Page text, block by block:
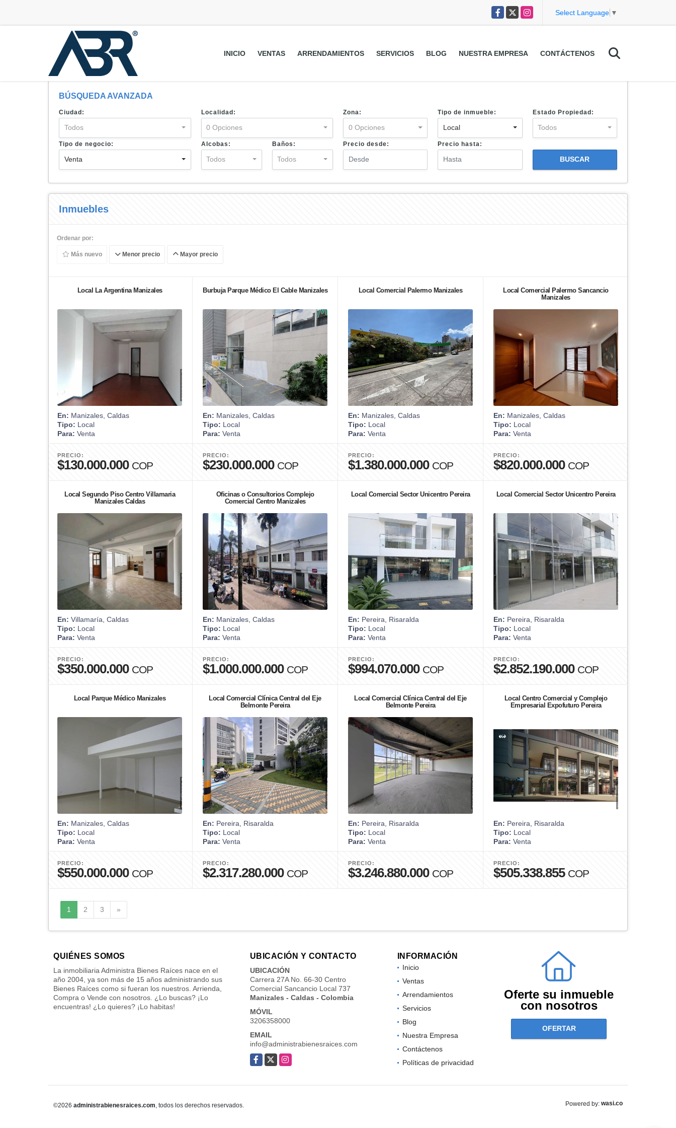
Facebook
X Instagram Select Language ▼
INICIO VENTAS ARRENDAMIENTOS SERVICIOS BLOG NUESTRA EMPRESA CONTÁCTENOS
BÚSQUEDA AVANZADA
Ciudad:
Todos
Localidad:
0 Opciones
Zona:
0 Opciones
Tipo de inmueble:
Local
Estado Propiedad:
Todos
Tipo de negocio:
Venta
Alcobas:
Todos
Baños:
Todos
Precio desde: Precio hasta:
BUSCAR
Inmuebles
Ordenar por:
Más nuevo Menor precio Mayor precio
Local La Argentina Manizales
En: Manizales, Caldas
Tipo: Local
Para: Venta
PRECIO:
$130.000.000 COP
Burbuja Parque Médico El Cable Manizales
En: Manizales, Caldas
Tipo: Local
Para: Venta
PRECIO:
$230.000.000 COP
Local Comercial Palermo Manizales
En: Manizales, Caldas
Tipo: Local
Para: Venta
PRECIO:
$1.380.000.000 COP
Local Comercial Palermo Sancancio
Manizales
En: Manizales, Caldas
Tipo: Local
Para: Venta
PRECIO:
$820.000.000 COP
Local Segundo Piso Centro Villamaria
Manizales Caldas
En: Villamaría, Caldas
Tipo: Local
Para: Venta
PRECIO:
$350.000.000 COP
Oficinas o Consultorios Complejo
Comercial Centro Manizales
En: Manizales, Caldas
Tipo: Local
Para: Venta
PRECIO:
$1.000.000.000 COP
Local Comercial Sector Unicentro Pereira
En: Pereira, Risaralda
Tipo: Local
Para: Venta
PRECIO:
$994.070.000 COP
Local Comercial Sector Unicentro Pereira
En: Pereira, Risaralda
Tipo: Local
Para: Venta
PRECIO:
$2.852.190.000 COP
Local Parque Médico Manizales
En: Manizales, Caldas
Tipo: Local
Para: Venta
PRECIO:
$550.000.000 COP
Local Comercial Clínica Central del Eje
Belmonte Pereira
En: Pereira, Risaralda
Tipo: Local
Para: Venta
PRECIO:
$2.317.280.000 COP
Local Comercial Clínica Central del Eje
Belmonte Pereira
En: Pereira, Risaralda
Tipo: Local
Para: Venta
PRECIO:
$3.246.880.000 COP
Local Centro Comercial y Complejo
Empresarial Expofuturo Pereira
En: Pereira, Risaralda
Tipo: Local
Para: Venta
PRECIO:
$505.338.855 COP
1 2 3 »
QUIÉNES SOMOS
La inmobiliaria Administra Bienes Raíces nace en el
año 2004, ya son más de 15 años administrando sus
Bienes Raíces como si fueran los nuestros. Arrienda,
Compra o Vende con nosotros. ¿Lo buscas? ¡Lo
encuentras! ¿Lo quieres? ¡Lo habitas!
UBICACIÓN Y CONTACTO
UBICACIÓN
Carrera 27A No. 66-30 Centro
Comercial Sancancio Local 737
Manizales - Caldas - Colombia
MÓVIL
3206358000
EMAIL
info@administrabienesraices.com
Facebook
X Instagram
INFORMACIÓN
Inicio
Ventas
Arrendamientos
Servicios
Blog
Nuestra Empresa
Contáctenos
Políticas de privacidad
Oferte su inmueble
con nosotros
OFERTAR
©2026 administrabienesraices.com, todos los derechos reservados. Powered by: wasi.co